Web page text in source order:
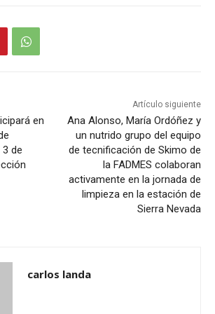
en
3 de
Artículo siguiente
Ana Alonso, María Ordóñez y
un nutrido grupo del equipo
de tecnificación de Skimo de
la FADMES colaboran
activamente en la jornada de
limpieza en la estación de
Sierra Nevada
carlos landa